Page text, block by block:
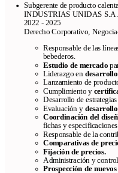
Subgerente de producto
INDUSTRIAS UNIDAS
2022 - 2025
Derecho Corporativo,
Responsable de las
bebederos.
Estudio de mercado
Liderazgo en
Lanzamiento de
Cumplimiento y
Desarrollo de
Evaluación y
Coordinación del
fichas y
Responsable de la
Comparativas de
Fijación de precios.
Administración y
Prospección de nuevos